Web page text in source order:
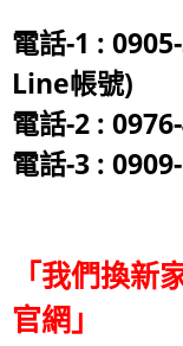
電話-1 :
Line帳號)
電話-2 :
電話-3 :
「我們換
官網」